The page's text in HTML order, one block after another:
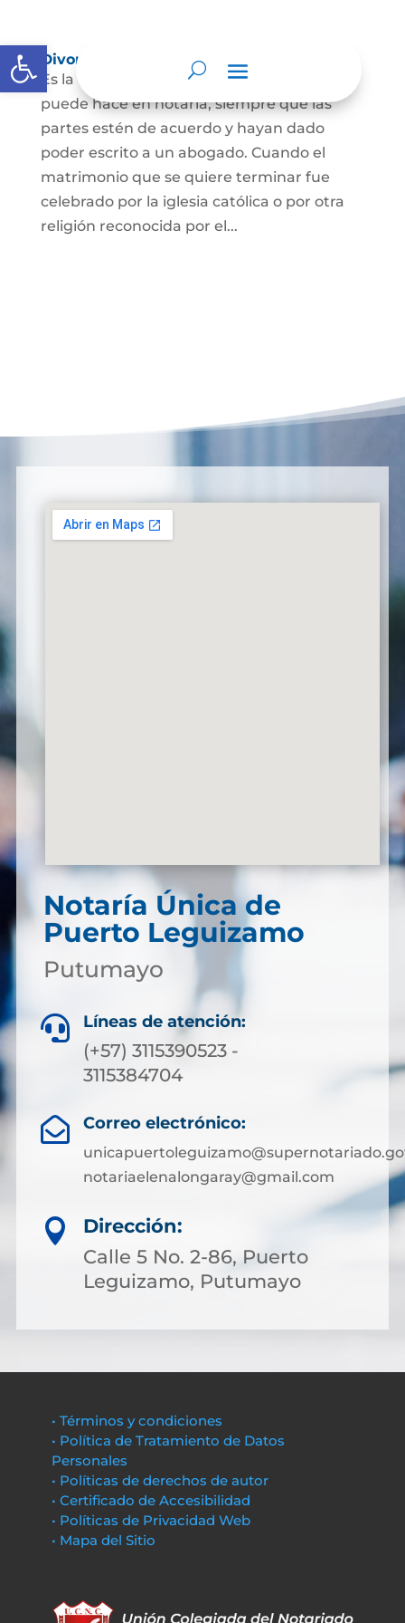
Abrir barra de herramientas
Divorcio
Es la terminación del Matrimonio Civil y se
puede hace en notaría, siempre que las
partes estén de acuerdo y hayan dado
poder escrito a un abogado. Cuando el
matrimonio que se quiere terminar fue
celebrado por la iglesia católica o por otra
religión reconocida por el...
Notaría Única de
Puerto Leguizamo
Putumayo
 Líneas de atención:
(+57) 3115390523 -
3115384704
 Correo electrónico:
notariaelenalongaray@gmail.com

Dirección:
Calle 5 No. 2-86, Puerto
Leguizamo, Putumayo
• Términos y condiciones
• Política de Tratamiento de Datos
Personales
• Políticas de derechos de autor
• Certificado de Accesibilidad
• Políticas de Privacidad Web
• Mapa del Sitio